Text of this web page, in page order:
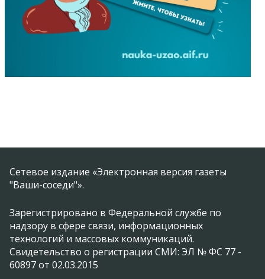
Сетевое издание «Электронная версия газеты
"Ваши-соседи"».
Зарегистрировано в Федеральной службе по
надзору в сфере связи, информационных
технологий и массовых коммуникаций.
Свидетельство о регистрации СМИ: ЭЛ № ФС 77 -
60897 от 02.03.2015